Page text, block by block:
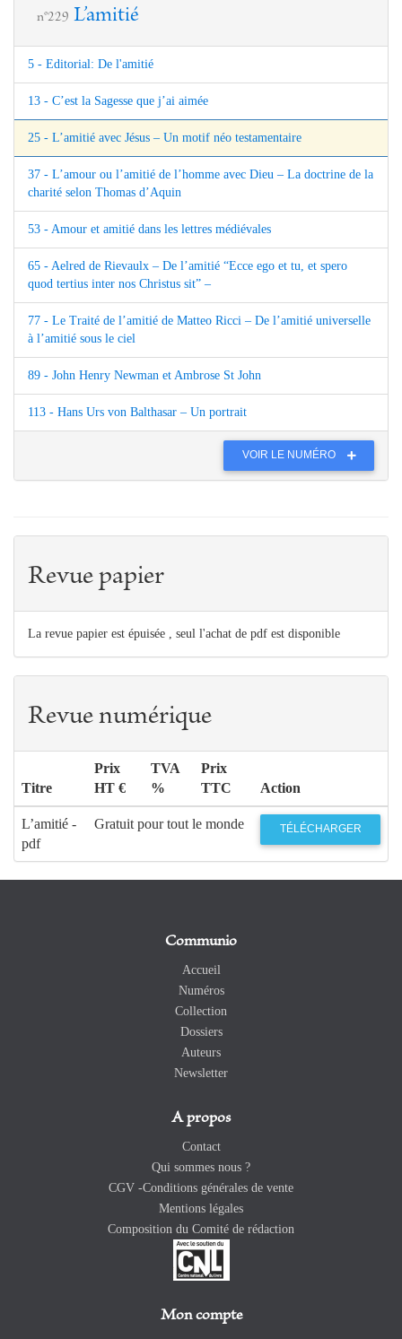
n°229 L’amitié
5 - Editorial: De l'amitié
13 - C’est la Sagesse que j’ai aimée
25 - L’amitié avec Jésus – Un motif néo testamentaire
37 - L’amour ou l’amitié de l’homme avec Dieu – La doctrine de la
charité selon Thomas d’Aquin
53 - Amour et amitié dans les lettres médiévales
65 - Aelred de Rievaulx – De l’amitié “Ecce ego et tu, et spero
quod tertius inter nos Christus sit” –
77 - Le Traité de l’amitié de Matteo Ricci – De l’amitié universelle
à l’amitié sous le ciel
89 - John Henry Newman et Ambrose St John
113 - Hans Urs von Balthasar – Un portrait
VOIR LE NUMÉRO
Revue papier
La revue papier est épuisée , seul l'achat de pdf est disponible
Revue numérique
Titre
Prix
HT €
TVA
%
Prix
TTC
Action
L’amitié -
pdf
Gratuit pour tout le monde TÉLÉCHARGER
Communio
Accueil
Numéros
Collection
Dossiers
Auteurs
Newsletter
A propos
Contact
Qui sommes nous ?
CGV -Conditions générales de vente
Mentions légales
Composition du Comité de rédaction
Mon compte